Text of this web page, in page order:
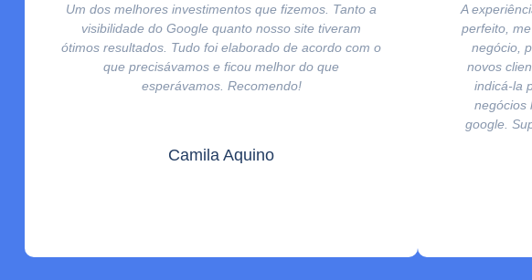
Um dos melhores investimentos que fizemos. Tanto a
visibilidade do Google quanto nosso site tiveram
ótimos resultados. Tudo foi elaborado de acordo com o
que precisávamos e ficou melhor do que
esperávamos. Recomendo!
Camila Aquino
A
perfeito,
negócio,
novos
indicá-la
negócios
google.